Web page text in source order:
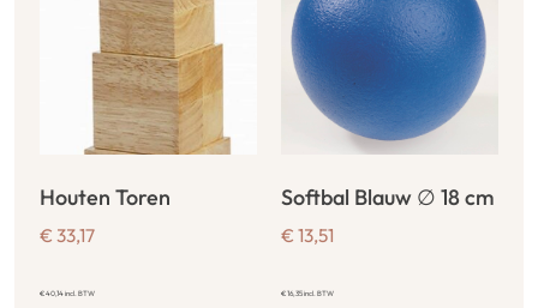
Houten Toren
€ 33,17
€40,14incl. BTW
Softbal Blauw ∅ 18 cm
€ 13,51
€16,35incl. BTW